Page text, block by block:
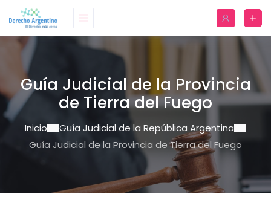
Guía Judicial de la Provincia
de Tierra del Fuego
Inicio
Guía Judicial de la República Argentina
Guía Judicial de la Provincia de Tierra del Fuego